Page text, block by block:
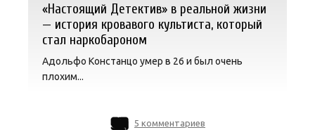
«Настоящий Детектив» в реальной жизни
— история кровавого культиста, который
стал наркобароном
Адольфо Констанцо умер в 26 и был очень
плохим...
5 комментариев